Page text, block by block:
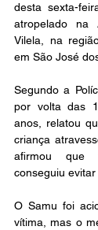
desta sexta-
atropelado na
Vilela, na
em São José
Segundo a
por volta das
anos, relatou
criança
afirmou que
conseguiu evitar
O Samu foi
vítima, mas o